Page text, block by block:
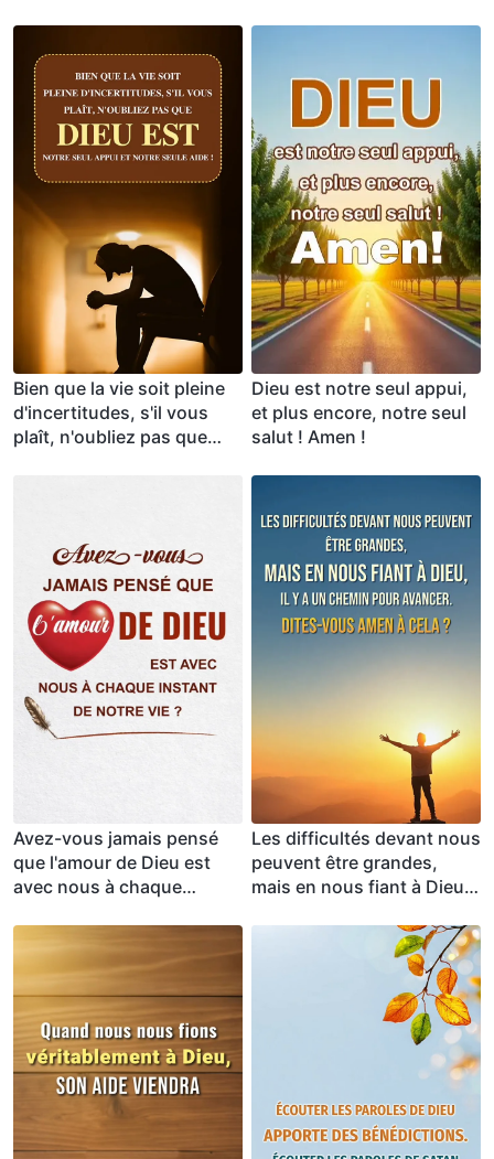
Bien que la vie soit pleine
d'incertitudes, s'il vous
plaît, n'oubliez pas que
Dieu est notre seul appui,
et plus encore, notre seul
salut ! Amen !
Avez-vous jamais pensé
que l'amour de Dieu est
avec nous à chaque
Les difficultés devant nous
peuvent être grandes,
mais en nous fiant à Dieu,
avancer. Dites-vous amen